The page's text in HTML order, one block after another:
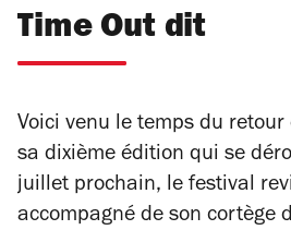
Time Out dit
Voici venu le temps du retour
sa dixième édition qui se
juillet prochain, le festival
accompagné de son cortège